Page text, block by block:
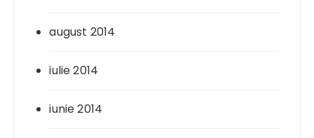
august 2014
iulie 2014
iunie 2014